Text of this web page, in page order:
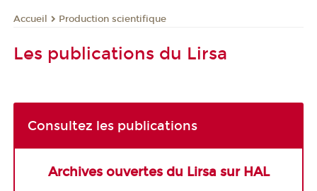
Accueil Production scientifique
Les publications du Lirsa
Consultez les publications
Archives ouvertes du Lirsa sur HAL